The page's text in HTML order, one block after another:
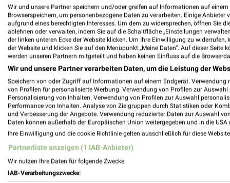
ANGEBOTE AB MONTAG FLEISCH & WURST AKTIONEN,
Wir und unsere Partner speichern und/oder greifen auf Informationen auf einem
Browserspeichern, um personenbezogene Daten zu verarbeiten. Einige
aufgrund eines berechtigten Interesses. Um dem zu widersprechen, öffnen Sie
ablehnen oder verwalten, indem Sie auf die Schaltfläche „Einstellungen
der linken unteren Ecke der Website klicken. Um Ihre Einwilligung zu
der Website und klicken Sie auf den Menüpunkt „Meine Daten“. Auf dieser
werden unseren Partnern mitgeteilt und haben keinen Einfluss auf die
Wir und unsere Partner verarbeiten Daten, um die Leistung der
Speichern von oder Zugriff auf Informationen auf einem Endgerät. Verwendung
von Profilen für personalisierte Werbung. Verwendung von Profilen zur
Personalisierung von Inhalten. Verwendung von Profilen zur Auswahl
Performance von Inhalten. Analyse von Zielgruppen durch Statistiken oder
und Verbesserung der Angebote. Verwendung reduzierter Daten zur Auswahl
Daten können außerhalb der Europäischen Union weitergegeben und in die USA
Ihre Einwilligung und die cookie Richtlinie gelten ausschließlich für diese
Partnerliste anzeigen (1 IAB-Anbieter)
Wir nutzen Ihre Daten für folgende Zwecke:
IAB-Verarbeitungszwecke: